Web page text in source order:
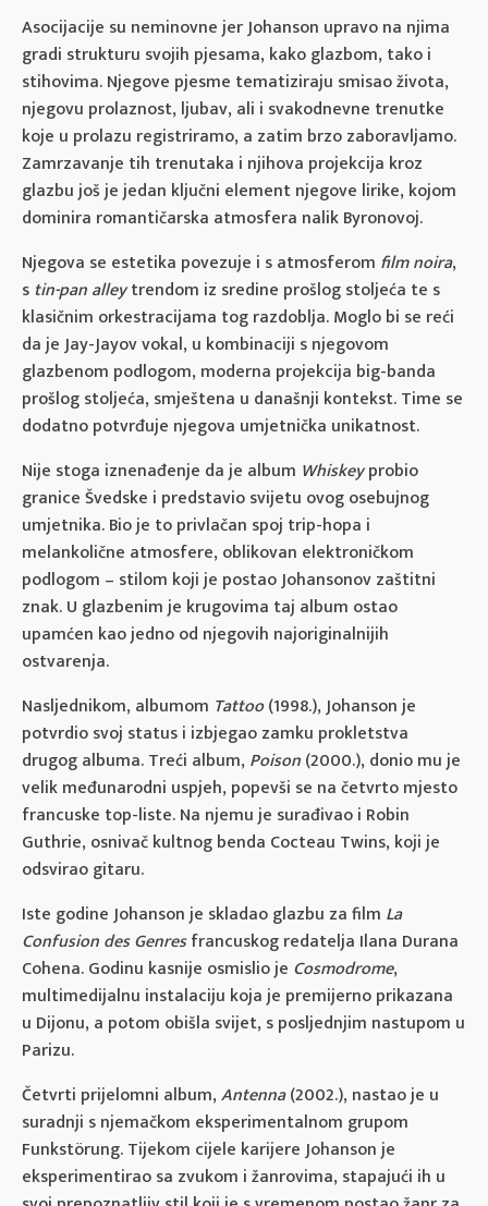
Asocijacije su neminovne jer Johanson upravo na njima
gradi strukturu svojih pjesama, kako glazbom, tako i
stihovima. Njegove pjesme tematiziraju smisao života,
njegovu prolaznost, ljubav, ali i svakodnevne trenutke
koje u prolazu registriramo, a zatim brzo zaboravljamo.
Zamrzavanje tih trenutaka i njihova projekcija kroz
glazbu još je jedan ključni element njegove lirike, kojom
dominira romantičarska atmosfera nalik Byronovoj.
Njegova se estetika povezuje i s atmosferom film noira,
stin-pan alleytrendom iz sredine prošlog stoljeća te s
klasičnim orkestracijama tog razdoblja. Moglo bi se reći
da je Jay-Jayov vokal, u kombinaciji s njegovom
glazbenom podlogom, moderna projekcija big-banda
prošlog stoljeća, smještena u današnji kontekst. Time se
dodatno potvrđuje njegova umjetnička unikatnost.
Nije stoga iznenađenje da je album Whiskeyprobio
granice Švedske i predstavio svijetu ovog osebujnog
umjetnika. Bio je to privlačan spoj trip-hopa i
melankolične atmosfere, oblikovan elektroničkom
podlogom – stilom koji je postao Johansonov zaštitni
znak. U glazbenim je krugovima taj album ostao
upamćen kao jedno od njegovih najoriginalnijih
ostvarenja.
Nasljednikom, albumom Tattoo(1998.), Johanson je
potvrdio svoj status i izbjegao zamku prokletstva
drugog albuma. Treći album, Poison(2000.), donio mu je
velik međunarodni uspjeh, popevši se na četvrto mjesto
francuske top-liste. Na njemu je surađivao i Robin
Guthrie, osnivač kultnog benda Cocteau Twins, koji je
odsvirao gitaru.
Iste godine Johanson je skladao glazbu za film La
Confusion des Genresfrancuskog redatelja Ilana Durana
Cohena. Godinu kasnije osmislio je Cosmodrome,
multimedijalnu instalaciju koja je premijerno prikazana
u Dijonu, a potom obišla svijet, s posljednjim nastupom u
Parizu.
Četvrti prijelomni album,Antenna(2002.), nastao je u
suradnji s njemačkom eksperimentalnom grupom
Funkstörung. Tijekom cijele karijere Johanson je
eksperimentirao sa zvukom i žanrovima, stapajući ih u